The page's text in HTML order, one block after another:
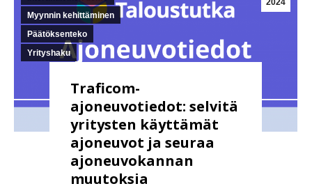
2024
Myynnin kehittäminen
Päätöksenteko
Yrityshaku
Traficom-
ajoneuvotiedot: selvitä
yritysten käyttämät
ajoneuvot ja seuraa
ajoneuvokannan
muutoksia